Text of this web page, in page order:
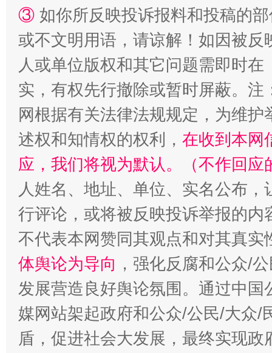
③ 如你所反映投诉报料和投稿的
或不文明用语，请谅解！如因被
人或单位版权和其它问题需即时在
实，有权先行撤除或暂时屏蔽。
网根据有关法律法规规定，为维
述权和知情权的权利， 在收到本网
应，我们将视为默认。（不作回应
人姓名、地址、单位、实名公布
行评论，或将被反映投诉举报的
不代表本网赞同其观点和对其真实
体舆论为导向 ，强化反腐和公众/
发展营造良好舆论氛围。通过中
媒网站架起政府和公众/公民/大众/
盾，促进社会大发展，最终实现